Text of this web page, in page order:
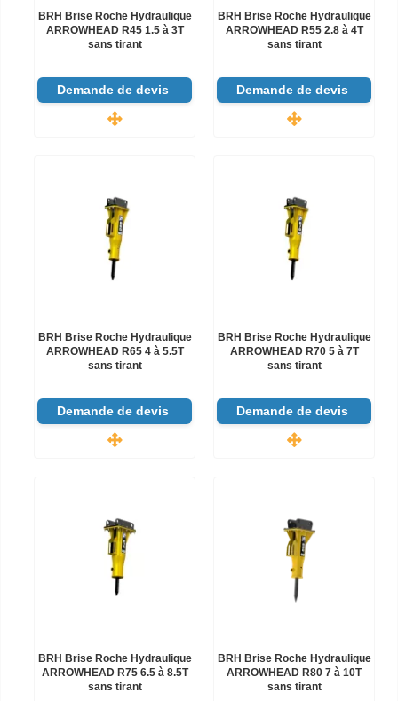
BRH Brise Roche Hydraulique
ARROWHEAD R45 1.5 à 3T
sans tirant
Demande de devis
BRH Brise Roche Hydraulique
ARROWHEAD R55 2.8 à 4T
sans tirant
Demande de devis
BRH Brise Roche Hydraulique
ARROWHEAD R65 4 à 5.5T
sans tirant
Demande de devis
BRH Brise Roche Hydraulique
ARROWHEAD R70 5 à 7T
sans tirant
Demande de devis
BRH Brise Roche Hydraulique
ARROWHEAD R75 6.5 à 8.5T
sans tirant
BRH Brise Roche Hydraulique
ARROWHEAD R80 7 à 10T
sans tirant